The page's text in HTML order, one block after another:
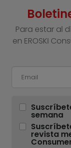
Para estar al
en EROSKI
semana
revista